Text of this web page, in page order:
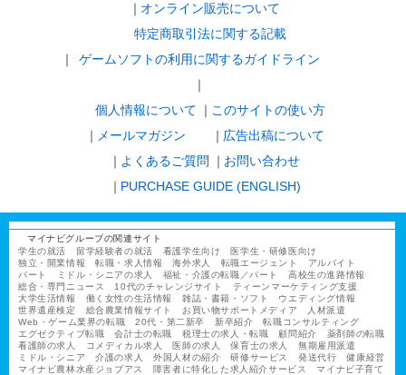
オンライン販売について
特定商取引法に関する記載
ゲームソフトの利用に関するガイドライン
｜
個人情報について
このサイトの使い方
メールマガジン
広告出稿について
よくあるご質問
お問い合わせ
PURCHASE GUIDE (ENGLISH)
マイナビグループの関連サイト
学生の就活
留学経験者の就活 看護学生向け
医学生・研修医向け
独立・開業情報
転職・求人情報 海外求人 転職エージェント
アルバイト
パート
ミドル・シニアの求人 福祉・介護の転職／パート
高校生の進路情報
総合・専門ニュース
10代のチャレンジサイト
ティーンマーケティング支援
大学生活情報
働く女性の生活情報 雑誌・書籍・ソフト
ウエディング情報
世界遺産検定
総合農業情報サイト お買い物サポートメディア
人材派遣
Web・ゲーム業界の転職
20代・第二新卒 新卒紹介
転職コンサルティング
エグゼクティブ転職
会計士の転職 税理士の求人・転職 顧問紹介
薬剤師の転職
看護師の求人
コメディカル求人 医師の求人 保育士の求人
無期雇用派遣
ミドル・シニア
介護の求人 外国人材の紹介 研修サービス 発送代行
健康経営
マイナビ農林水産ジョブアス
障害者に特化した求人紹介サービス マイナビ子育て